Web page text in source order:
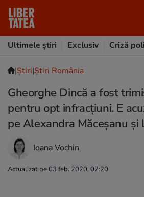
Ultimele știri
Exclusiv Criză
|Ştiri|Știri România
Gheorghe Dincă a fost
pentru opt infracțiuni. E
pe Alexandra Măceșanu și
Ioana Vochin
Actualizat pe 03 feb. 2020, 07:20